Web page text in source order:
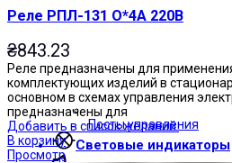
Посты управления
Световые индикаторы
Реле РПЛ-131 О*4А 220В
₴843.23
Реле предназначены для
комплектующих изделий в
основном в схемах управления
предназначены для
Добавить в список желаний
В корзину
Просмотр